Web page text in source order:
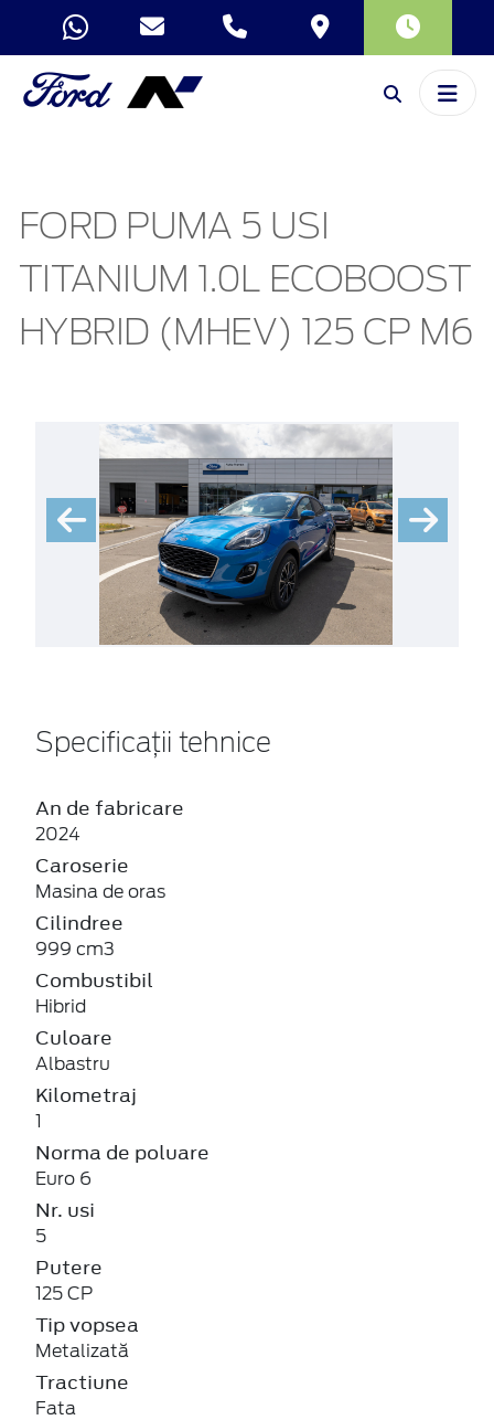
FORD PUMA 5 USI
TITANIUM 1.0L ECOBOOST
HYBRID (MHEV) 125 CP M6
Specificații tehnice
An de fabricare
2024
Caroserie
Masina de oras
Cilindree
999 cm3
Combustibil
Hibrid
Culoare
Albastru
Kilometraj
1
Norma de poluare
Euro 6
Nr. usi
5
Putere
125 CP
Tip vopsea
Metalizată
Tractiune
Fata